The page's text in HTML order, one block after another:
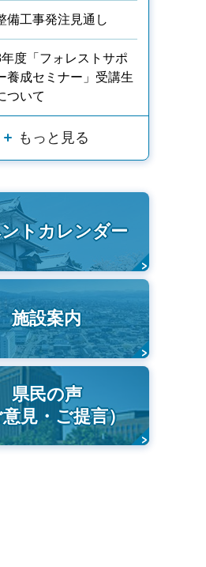
備工事発注見通し
度「フォレストサポ
養成セミナー」受講生
ついて
もっと見る
トカレンダー
施設案内
県民の声
意見・ご提言）